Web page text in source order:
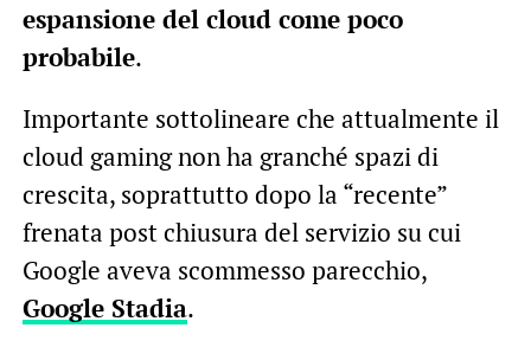
espansione del cloud come poco
probabile.
Importante sottolineare che attualmente il
cloud gaming non ha granché spazi di
crescita, soprattutto dopo la “recente”
frenata post chiusura del servizio su cui
Google aveva scommesso parecchio,
Google Stadia.